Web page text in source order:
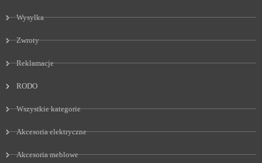
Wysyłka
Zwroty
Reklamacje
RODO
Wszystkie kategorie
Akcesoria elektryczne
Akcesoria meblowe